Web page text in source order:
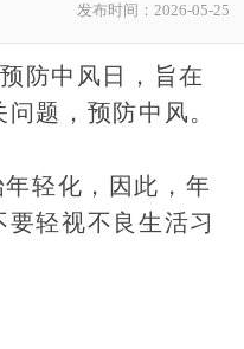
发布时间：2026-05-25
防中风日，旨在
题，预防中风。
轻化，因此，年
轻视不良生活习